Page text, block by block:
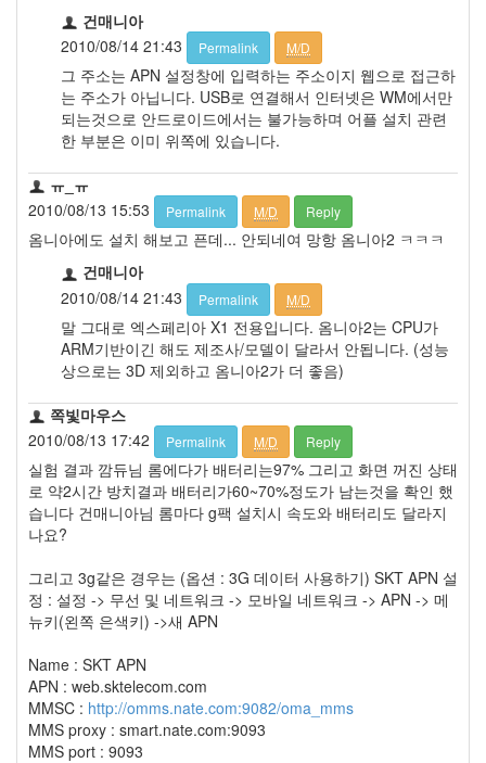
건매니아
2010/08/14 21:43
Permalink M/D
그 주소는 APN 설정창에 입력하는 주소이지 웹으로 접근하
는 주소가 아닙니다. USB로 연결해서 인터넷은 WM에서만
되는것으로 안드로이드에서는 불가능하며 어플 설치 관련
한 부분은 이미 위쪽에 있습니다.
ㅠ_ㅠ
2010/08/13 15:53
Permalink M/D Reply
옴니아에도 설치 해보고 픈데... 안되네여 망항 옴니아2 ㅋㅋㅋ
건매니아
2010/08/14 21:43
Permalink M/D
말 그대로 엑스페리아 X1 전용입니다. 옴니아2는 CPU가
ARM기반이긴 해도 제조사/모델이 달라서 안됩니다. (성능
상으로는 3D 제외하고 옴니아2가 더 좋음)
쪽빛마우스
2010/08/13 17:42
Permalink M/D Reply
실험 결과 깜듀님 롬에다가 배터리는97% 그리고 화면 꺼진 상태
로 약2시간 방치결과 배터리가60~70%정도가 남는것을 확인 했
습니다 건매니아님 롬마다 g팩 설치시 속도와 배터리도 달라지
나요?
그리고 3g같은 경우는 (옵션 : 3G 데이터 사용하기) SKT APN 설
정 : 설정 -> 무선 및 네트워크 -> 모바일 네트워크 -> APN -> 메
뉴키(왼쪽 은색키) ->새 APN
Name : SKT APN
APN : web.sktelecom.com
MMSC : http://omms.nate.com:9082/oma_mms
MMS proxy : smart.nate.com:9093
MMS port : 9093